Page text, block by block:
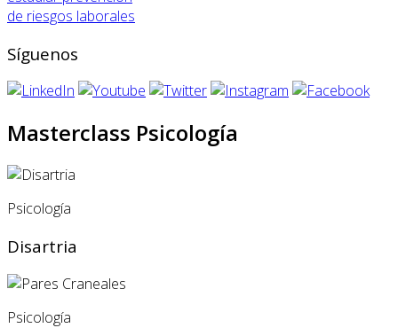
de riesgos laborales
Síguenos
Masterclass Psicología
Psicología
Disartria
Psicología